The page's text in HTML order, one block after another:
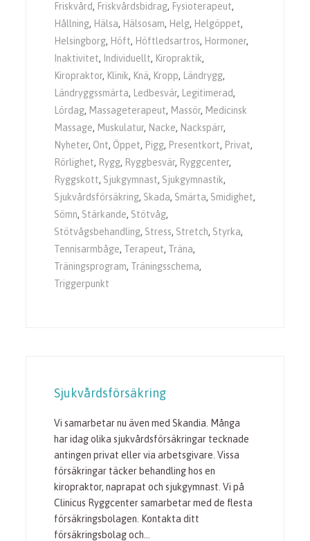
Friskvård, Friskvårdsbidrag, Fysioterapeut,
Hållning, Hälsa, Hälsosam, Helg, Helgöppet,
Helsingborg, Höft, Höftledsartros, Hormoner,
Inaktivitet, Individuellt, Kiropraktik,
Kiropraktor, Klinik, Knä, Kropp, Ländrygg,
Ländryggssmärta, Ledbesvär, Legitimerad,
Lördag, Massageterapeut, Massör, Medicinsk
Massage, Muskulatur, Nacke, Nackspärr,
Nyheter, Ont, Öppet, Pigg, Presentkort, Privat,
Rörlighet, Rygg, Ryggbesvär, Ryggcenter,
Ryggskott, Sjukgymnast, Sjukgymnastik,
Sjukvårdsförsäkring, Skada, Smärta, Smidighet,
Sömn, Stärkande, Stötvåg,
Stötvågsbehandling, Stress, Stretch, Styrka,
Tennisarmbåge, Terapeut, Träna,
Träningsprogram, Träningsschema,
Triggerpunkt
Sjukvårdsförsäkring
Vi samarbetar nu även med Skandia. Många
har idag olika sjukvårdsförsäkringar tecknade
antingen privat eller via arbetsgivare. Vissa
försäkringar täcker behandling hos en
kiropraktor, naprapat och sjukgymnast. Vi på
Clinicus Ryggcenter samarbetar med de flesta
försäkringsbolagen. Kontakta ditt
försäkringsbolag och…